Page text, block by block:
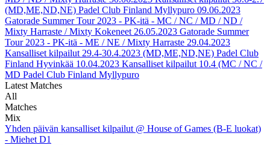
(MD,ME,ND,NE) Padel Club Finland Myllypuro 09.06.2023
Gatorade Summer Tour 2023 - PK-itä - MC / NC / MD / ND /
Mixty Harraste / Mixty Kokeneet 26.05.2023 Gatorade Summer
Tour 2023 - PK-itä - ME / NE / Mixty Harraste 29.04.2023
Kansalliset kilpailut 29.4-30.4.2023 (MD,ME,ND,NE) Padel Club
Finland Hyvinkää 10.04.2023 Kansalliset kilpailut 10.4 (MC / NC /
MD Padel Club Finland Myllypuro
Latest Matches
All
Matches
Mix
Yhden päivän kansalliset kilpailut @ House of Games (B-E luokat)
- Miehet D1